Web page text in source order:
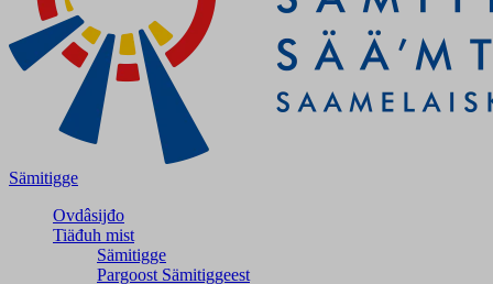
Sämitigge
Ovdâsijđo
Tiäđuh mist
Sämitigge
Pargoost Sämitiggeest